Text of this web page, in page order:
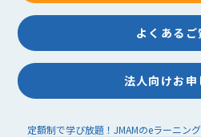
よくあるご
法人向けお申
定額制で学び放題！JMAMのeラーニン